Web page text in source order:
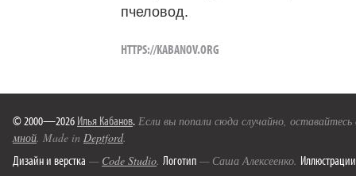
пчеловод.
HTTPS://KABANOV.ORG
© 2000—2026 Илья Кабанов. Если вы попали сюда случайно,
мной. Made in Deptford.
Дизайн и верстка — Code Studio. Логотип — Саша Алексеенко. Иллюстрации